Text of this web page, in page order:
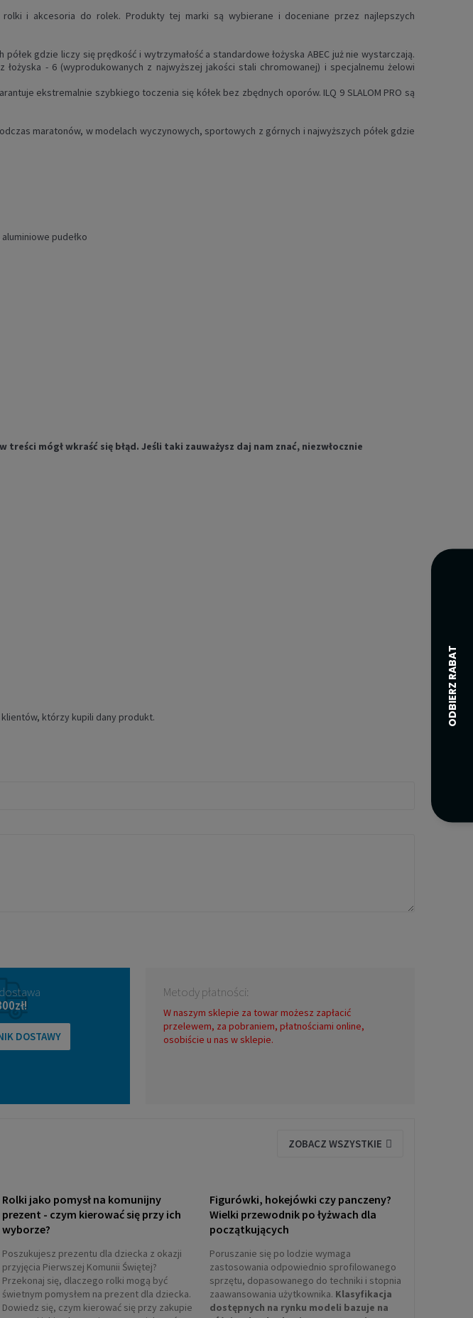
i akcesoria do rolek. Produkty tej marki są wybierane i doceniane przez najlepszych
gdzie liczy się prędkość i wytrzymałość a standardowe łożyska ABEC już nie wystarczają.
- 6 (wyprodukowanych z najwyższej jakości stali chromowanej) i specjalnemu żelowi
ekstremalnie szybkiego toczenia się kółek bez zbędnych oporów. ILQ 9 SLALOM PRO są
maratonów, w modelach wyczynowych, sportowych z górnych i najwyższych półek gdzie
pudełko
mógł wkraść się błąd. Jeśli taki zauważysz daj nam znać, niezwłocznie
którzy kupili dany produkt.
DOSTAWY
Metody płatności:
W naszym sklepie za towar możesz zapłacić
przelewem, za pobraniem, płatnościami online,
osobiście u nas w sklepie.
ZOBACZ WSZYSTKIE
Rolki jako pomysł na komunijny
prezent - czym kierować się przy ich
wyborze?
Poszukujesz prezentu dla dziecka z okazji
przyjęcia Pierwszej Komunii Świętej?
Przekonaj się, dlaczego rolki mogą być
świetnym pomysłem na prezent dla dziecka.
Dowiedz się, czym kierować się przy zakupie
Figurówki, hokejówki czy panczeny?
Wielki przewodnik po łyżwach dla
początkujących
Poruszanie się po lodzie wymaga
zastosowania odpowiednio sprofilowanego
sprzętu, dopasowanego do techniki i stopnia
zaawansowania użytkownika. Klasyfikacja
dostępnych na rynku modeli bazuje na